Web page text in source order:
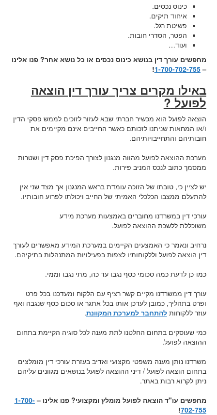
כינוס נכסים.
איחוד תיקים.
פשיטת רגל.
הפטר, הסדרי חובות.
ועוד…
מחפשים עורך דין בנושא כינוס נכסים או כל נושא אחר? פנו אלינו
–
1-700-702-755
!
באילו מקרים צריך עורך דין הוצאה
לפועל ?
הוצאה לפועל הוא מכשיר חברתי שבא לעזור לזוכים לממש פסקי הדין
ו/או המחאות שניתנו לזכותם כאשר החייבים אינם מקיימים את
חובותיהם והתחייבויותיהם.
מערכת ההוצאה לפועל מהווה מנגנון לצורך הפיכת פסק דין ושטרות
ממסמך כתוב לנכס המניב פירות.
יש לציין כי, טובתו של הזוכה עומדת בראש המנגנון אך מצד שני אין
להתעלם ממצבו הכלכלי האמיתי של החייב ויכולתו לפרוע חובותיו.
עורכי דין במשרדנו מחוברים באמצעות מערכת מידע
משוכללת ללשכת ההוצאה לפועל.
נרחיב ונאמר כי האמצעים הקיימים במערכת המידע מאפשרים לעורך
דין הוצאה לפועל וללקוחותיו לצפות בפעילויות המתנהלות בתיקיהם.
כמו-כן לדעת כמה סכומי כסף נגבו עד כה, מתי נגבו וממי.
עורך דין ממשרדנו מקיים קשר רציף עם הלקוח ומעדכנו בכל פרט
ופרט בתהליך, כמובן לעדכן אותו בכל אתגר או סכום כסף שנגבה ואף
עוזר ללקוחותלהתחבר למערכת המקוונת.
כמי שעוסקים בתחום החלטנו לתת מענה לכל סוגיה הקיימת בתחום
ההוצאה לפועל.
משרדנו נותן מענה משפטי מקצועי ואדיב בעזרת עורכי דין מומלצים
בתחום הוצאה לפועל / דיני ההוצאה לפועל בנושאים מגוונים עליהם
ניתן לקרוא רבות באתר.
מחפשים עו"ד הוצאה לפועל מומלץ ומקצועי? פנו אלינו –1-700-
702-755
!